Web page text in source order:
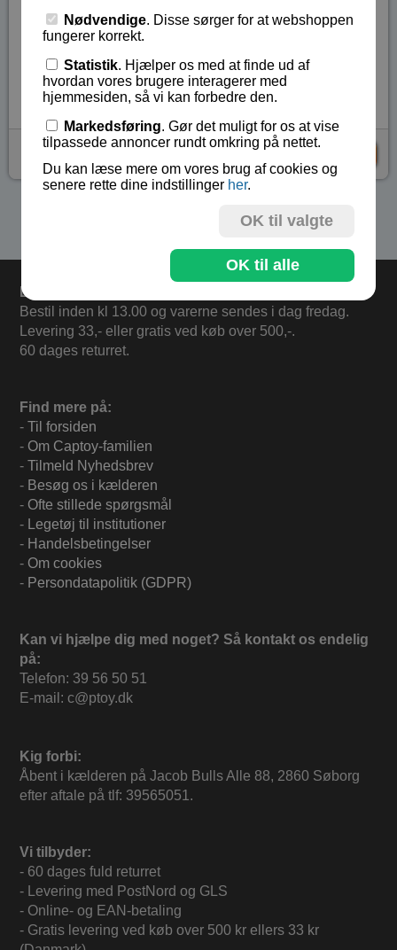
Fra 3 år og opefter.
Lagerstatus:På lager
Vare nr.:LE-65290-tilbud
kr 181,- (kr 219,-)
Se flere produkter i kategorien Kuglebane
Levering
Bestil inden kl 13.00 og varerne sendes i dag fredag.
Levering 33,- eller gratis ved køb over 500,-.
60 dages returret.
Find mere på:
- Til forsiden
- Om Captoy-familien
- Tilmeld Nyhedsbrev
- Besøg os i kælderen
- Ofte stillede spørgsmål
- Legetøj til institutioner
- Handelsbetingelser
- Om cookies
- Persondatapolitik (GDPR)
Kan vi hjælpe dig med noget? Så kontakt os endelig
på:
Telefon: 39 56 50 51
E-mail: c@ptoy.dk
Kig forbi:
Åbent i kælderen på Jacob Bulls Alle 88, 2860 Søborg
efter aftale på tlf: 39565051.
Vi tilbyder:
- 60 dages fuld returret
- Levering med PostNord og GLS
- Online- og EAN-betaling
- Gratis levering ved køb over 500 kr ellers 33 kr
Nødvendige. Disse sørger for at webshoppen
fungerer korrekt.
Statistik. Hjælper os med at finde ud af
hvordan vores brugere interagerer med
hjemmesiden, så vi kan forbedre den.
Markedsføring. Gør det muligt for os at vise
tilpassede annoncer rundt omkring på nettet.
Du kan læse mere om vores brug af cookies og
senere rette dine indstillinger her.
OK til valgte
OK til alle